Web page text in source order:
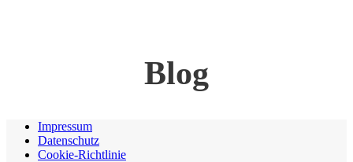
Blog
Impressum
Datenschutz
Cookie-Richtlinie